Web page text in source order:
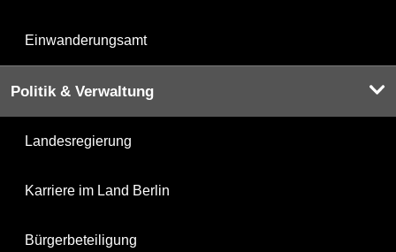
Einwanderungsamt
Politik & Verwaltung
Landesregierung
Karriere im Land Berlin
Bürgerbeteiligung